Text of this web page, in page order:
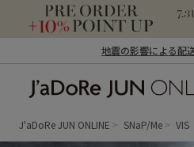
地震の影響による配
ン オンライン）
J'aDoRe JUN ONLINE SNaP/Me VIS